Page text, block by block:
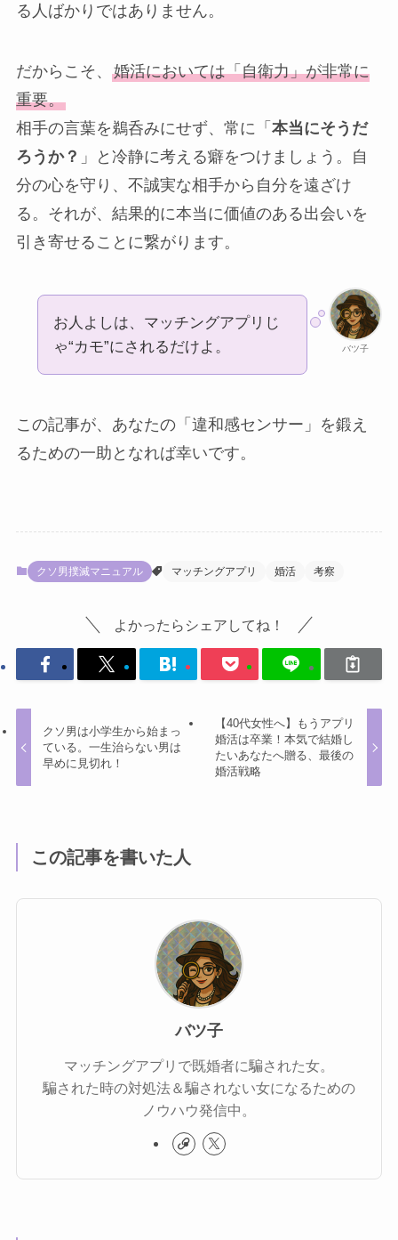
る人ばかりではありません。
だからこそ、 婚活においては「自衛力」が非常に
重要。
相手の言葉を鵜呑みにせず、常に「 本当にそうだ
ろうか？ 」と冷静に考える癖をつけましょう。自
分の心を守り、不誠実な相手から自分を遠ざけ
る。それが、結果的に本当に価値のある出会いを
引き寄せることに繋がります。
バツ子
お人よしは、マッチングアプリじ
ゃ“カモ”にされるだけよ。
この記事が、あなたの「違和感センサー」を鍛え
るための一助となれば幸いです。
クソ男撲滅マニュアル マッチングアプリ 婚活 考察
よかったらシェアしてね！
クソ男は小学生から始まっ
ている。一生治らない男は
早めに見切れ！
【40代女性へ】もうアプリ
婚活は卒業！本気で結婚し
たいあなたへ贈る、最後の
婚活戦略
この記事を書いた人
バツ子
マッチングアプリで既婚者に騙された女。
騙された時の対処法＆騙されない女になるための
ノウハウ発信中。